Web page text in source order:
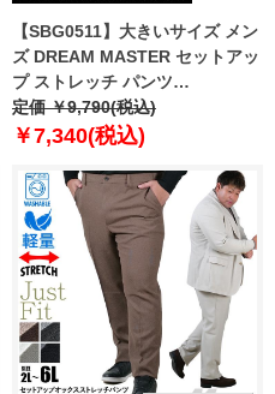
【SBG0511】大きいサイズ メン
ズ DREAM MASTER セットアッ
プ ストレッチ パンツ
dm2232pw-se
定価 ￥9,790(税込)
￥7,340(税込)